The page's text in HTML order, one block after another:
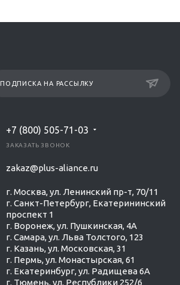
ПОДПИСКА НА РАССЫЛКУ
+7 (800) 505-71-03
ЗАКАЗАТЬ ЗВОНОК
zakaz@plus-aliance.ru
г. Москва, ул. Ленинский пр-т, 70/11
г. Санкт-Петербург, Екатерининский
проспект 1
г. Воронеж, ул. Пушкинская, 4А
г. Самара, ул. Льва Толстого, 123
г. Казань, ул. Московская, 31
г. Пермь, ул. Монастырская, 61
г. Екатеринбург, ул. Радищева 6А
г. Тюмень, ул. Республики 252/6